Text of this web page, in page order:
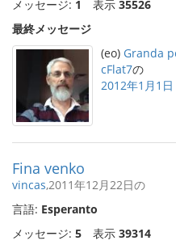
メッセージ: 1 表示 35526
最終メッセージ
(eo) Granda
cFlat7の
2012年1月1日
Fina venko
vincas,2011年12月22日の
言語: Esperanto
メッセージ: 5 表示 39314